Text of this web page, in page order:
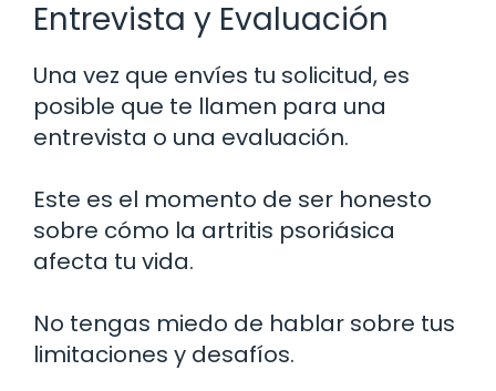
Entrevista y Evaluación
Una vez que envíes tu solicitud, es
posible que te llamen para una
entrevista o una evaluación.
Este es el momento de ser honesto
sobre cómo la artritis psoriásica
afecta tu vida.
No tengas miedo de hablar sobre tus
limitaciones y desafíos.